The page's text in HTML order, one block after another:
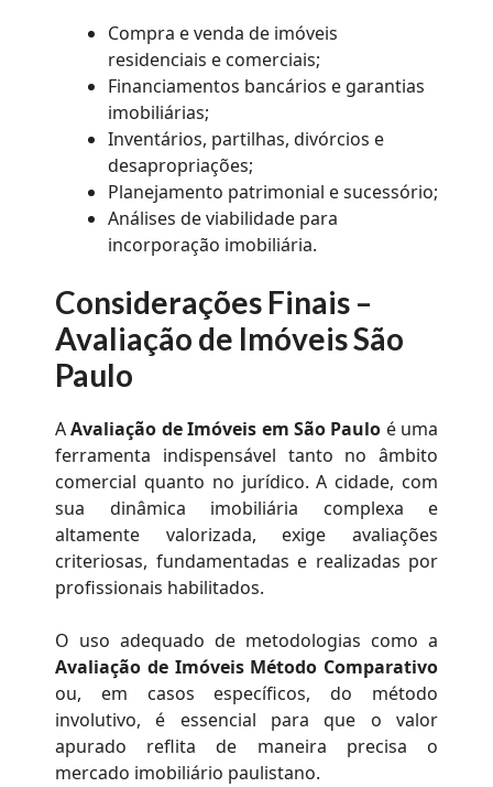
Compra e venda de imóveis
residenciais e comerciais;
Financiamentos bancários e garantias
imobiliárias;
Inventários, partilhas, divórcios e
desapropriações;
Planejamento patrimonial e sucessório;
Análises de viabilidade para
incorporação imobiliária.
Considerações Finais –
Avaliação de Imóveis São
Paulo
AAvaliação de Imóveis em São Paulo é uma
ferramenta indispensável tanto no âmbito
comercial quanto no jurídico. A cidade, com
sua dinâmica imobiliária complexa e
altamente valorizada, exige avaliações
criteriosas, fundamentadas e realizadas por
profissionais habilitados.
O uso adequado de metodologias como a
Avaliação de Imóveis Método Comparativo
ou, em casos específicos, do método
involutivo, é essencial para que o valor
apurado reflita de maneira precisa o
mercado imobiliário paulistano.